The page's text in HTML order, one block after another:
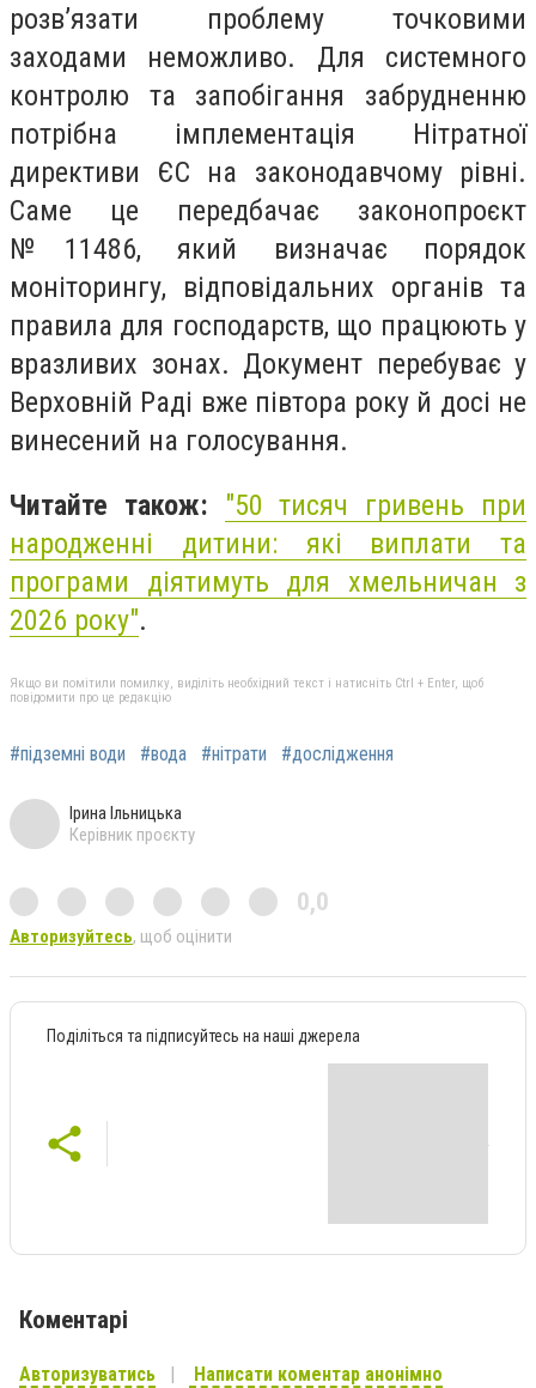
розв’язати проблему точковими
заходами неможливо. Для системного
контролю та запобігання забрудненню
потрібна імплементація Нітратної
директиви ЄС на законодавчому рівні.
Саме це передбачає законопроєкт
№11486, який визначає порядок
моніторингу, відповідальних органів та
правила для господарств, що працюють у
вразливих зонах. Документ перебуває у
Верховній Раді вже півтора року й досі не
винесений на голосування.
Читайте також: "50 тисяч гривень при
народженні дитини: які виплати та
програми діятимуть для хмельничан з
2026 року".
Якщо ви помітили помилку, виділіть необхідний текст і натисніть Ctrl + Enter, щоб
повідомити про це редакцію
#підземні води #вода #нітрати #дослідження
Ірина Ільницька
Керівник проєкту
0,0
Авторизуйтесь, щоб оцінити
Поділіться та підписуйтесь на наші джерела
Коментарі
Авторизуватись Написати коментар анонімно